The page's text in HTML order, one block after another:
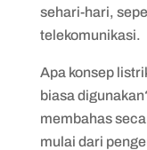
sehari-hari,
telekomunikasi.
Apa konsep
biasa
membahas
mulai dari